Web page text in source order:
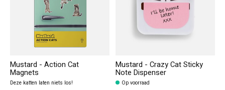
Mustard - Action Cat
Magnets
Deze katten laten niets los!
Mustard - Crazy Cat Sticky
Note Dispenser
Op voorraad